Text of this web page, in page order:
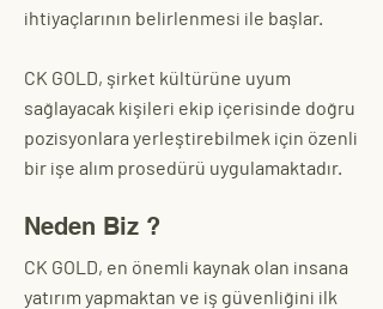
ihtiyaçlarının belirlenmesi ile başlar.
CK GOLD, şirket kültürüne uyum
sağlayacak kişileri ekip içerisinde doğru
pozisyonlara yerleştirebilmek için özenli
bir işe alım prosedürü uygulamaktadır.
Neden Biz ?
CK GOLD, en önemli kaynak olan insana
yatırım yapmaktan ve iş güvenliğini ilk